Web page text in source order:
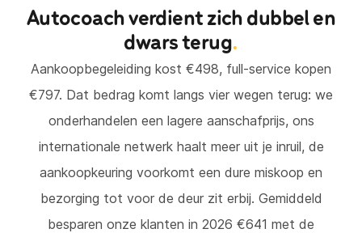
Autocoach verdient zich dubbel en
dwars terug.
Aankoopbegeleiding kost €498, full-service kopen
€797. Dat bedrag komt langs vier wegen terug: we
onderhandelen een lagere aanschafprijs, ons
internationale netwerk haalt meer uit je inruil, de
aankoopkeuring voorkomt een dure miskoop en
bezorging tot voor de deur zit erbij. Gemiddeld
besparen onze klanten in 2026 €641 met de